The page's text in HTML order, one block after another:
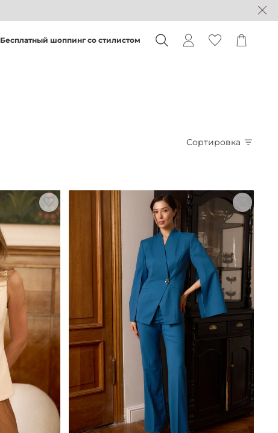
Бесплатный шоппинг со стилистом
Сортировка